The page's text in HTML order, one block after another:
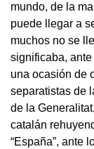
mundo, de la
puede llegar a
muchos no se
significaba,
una ocasión de
separatistas de
de la
catalán
“España”, ante